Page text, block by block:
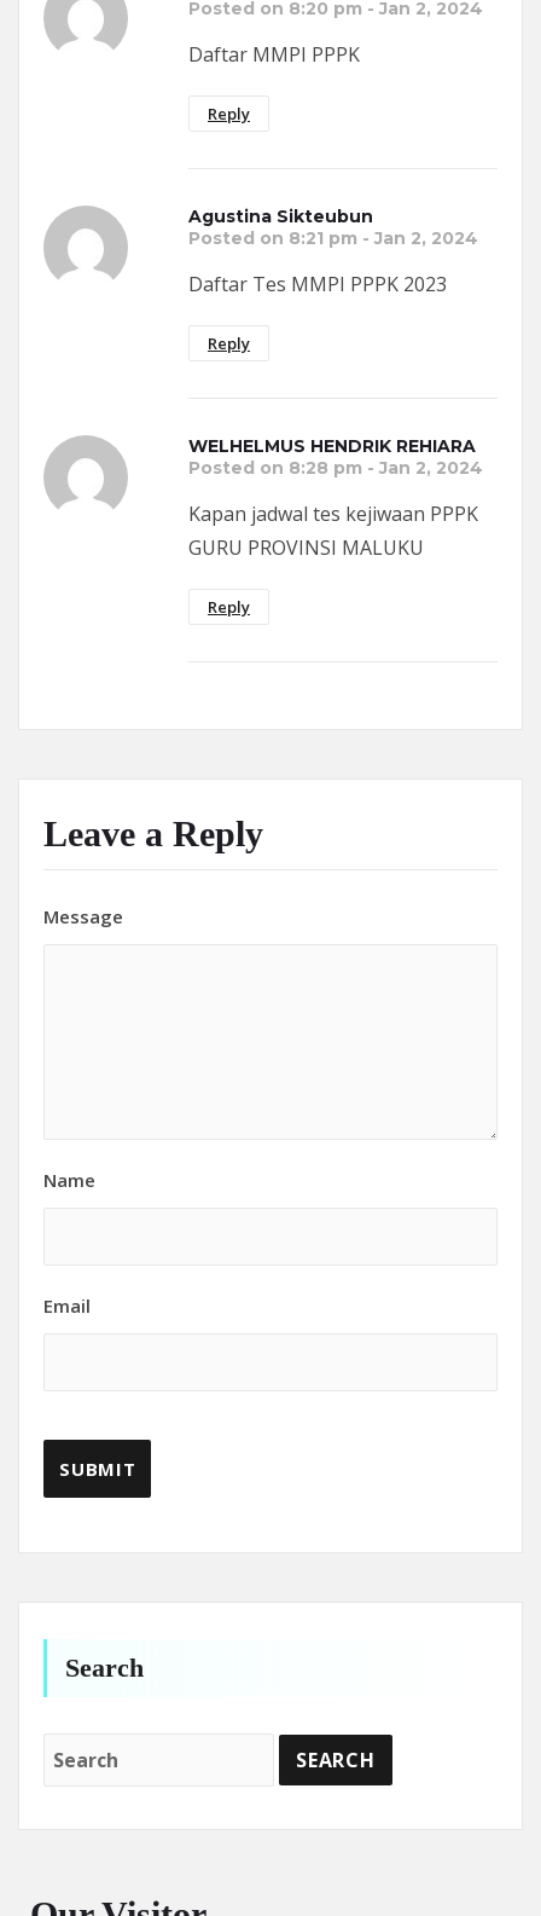
Posted on 8:20 pm - Jan 2, 2024
Daftar MMPI PPPK
Reply
Agustina Sikteubun
Posted on 8:21 pm - Jan 2, 2024
Daftar Tes MMPI PPPK 2023
Reply
WELHELMUS HENDRIK REHIARA
Posted on 8:28 pm - Jan 2, 2024
Kapan jadwal tes kejiwaan PPPK
GURU PROVINSI MALUKU
Reply
Leave a Reply
Message
Name
Email
Search